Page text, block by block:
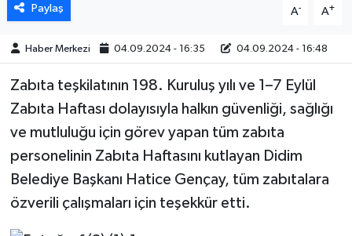
Paylaş A- A+
Haber Merkezi 04.09.2024 - 16:35 04.09.2024 - 16:48
Zabıta teşkilatının 198. Kuruluş yılı ve 1–7 Eylül
Zabıta Haftası dolayısıyla halkın güvenliği, sağlığı
ve mutluluğu için görev yapan tüm zabıta
personelinin Zabıta Haftasını kutlayan Didim
Belediye Başkanı Hatice Gençay, tüm zabıtalara
özverili çalışmaları için teşekkür etti.
HABERDE İNSAN
KÜLTÜR SANAT
MAGAZİN
ÖZEL HABER
SAĞLIK
ŞİRKET HABERLERİ